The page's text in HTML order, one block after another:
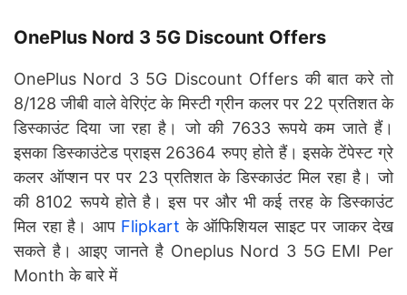
OnePlus Nord 3 5G Discount Offers
OnePlus Nord 3 5G Discount Offers की बात करे तो
8/128 जीबी वाले वेरिएंट के मिस्टी ग्रीन कलर पर 22 प्रतिशत के
डिस्काउंट दिया जा रहा है। जो की 7633 रूपये कम जाते हैं।
इसका डिस्काउंटेड प्राइस 26364 रुपए होते हैं। इसके टेंपेस्ट ग्रे
कलर ऑप्शन पर पर 23 प्रतिशत के डिस्काउंट मिल रहा है। जो
की 8102 रूपये होते है। इस पर और भी कई तरह के डिस्काउंट
मिल रहा है। आप Flipkart के ऑफिशियल साइट पर जाकर देख
सकते है। आइए जानते है Oneplus Nord 3 5G EMI Per
Month के बारे में